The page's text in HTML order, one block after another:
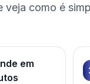
como é
em